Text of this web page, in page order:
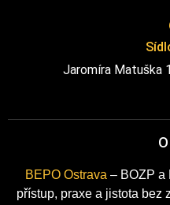
Jaromíra Matuška
BEPO Ostrava– BOZP a
přístup, praxe a jistota bez